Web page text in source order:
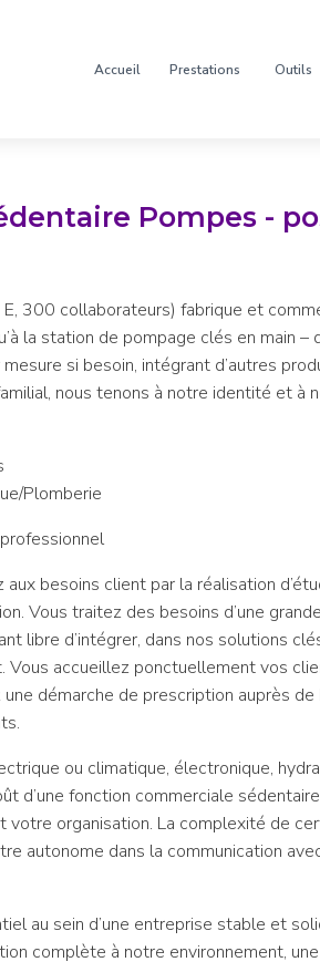
Accueil Prestations Outils
Pompes -
300 collaborateurs) fabrique et
la station de pompage clés en main
si besoin, intégrant d’autres
nous tenons à notre identité et à
Plomberie
besoins client par la réalisation
Vous traitez des besoins d’une
libre d’intégrer, dans nos solutions
Vous accueillez ponctuellement vos
démarche de prescription auprès
ou climatique, électronique,
d’une fonction commerciale
organisation. La complexité de
autonome dans la communication
au sein d’une entreprise stable et
complète à notre environnement,